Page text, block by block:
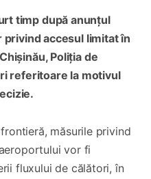
timp după anunțul
accesul limitat în
Poliția de
referitoare la motivul
măsurile privind
vor fi
fluxului de călători, în